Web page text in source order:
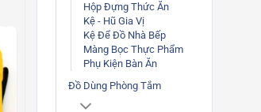
Hộp Đựng Thức Ăn
Kệ - Hũ Gia Vị
Kệ Để Đồ Nhà Bếp
Màng Bọc Thực Phẩm
Phụ Kiện Bàn Ăn
Đồ Dùng Phòng Tắm